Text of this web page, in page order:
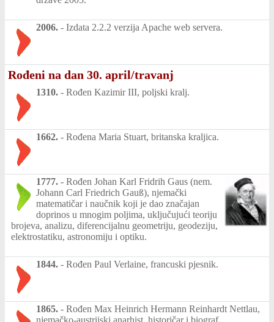
2006. - Izdata 2.2.2 verzija Apache web servera.
Rođeni na dan 30. april/travanj
1310. - Rođen Kazimir III, poljski kralj.
1662. - Rođena Maria Stuart, britanska kraljica.
1777. - Rođen Johan Karl Fridrih Gaus (nem.
Johann Carl Friedrich Gauß), njemački
matematičar i naučnik koji je dao značajan
doprinos u mnogim poljima, uključujući teoriju
brojeva, analizu, diferencijalnu geometriju, geodeziju,
elektrostatiku, astronomiju i optiku.
1844. - Rođen Paul Verlaine, francuski pjesnik.
1865. - Rođen Max Heinrich Hermann Reinhardt Nettlau,
njemačko-austrijski anarhist, historičar i biograf.